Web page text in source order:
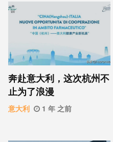
奔赴意大利，这次杭州不
止为了浪漫
意大利 1 年 之前